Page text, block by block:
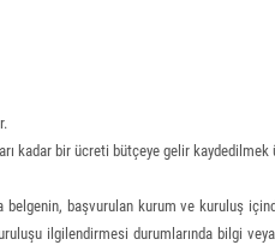
kadar bir ücreti bütçeye gelir
başvurulan kurum ve kuruluş
ilgilendirmesi durumlarında bilgi